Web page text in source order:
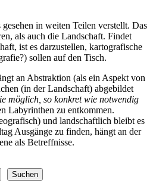
in weiten Teilen verstellt. Das
als auch die Landschaft. Findet
ist es darzustellen, kartografische
sollen auf den Tisch.
an Abstraktion (als ein Aspekt von
(in der Landschaft) abgebildet
möglich, so konkret wie notwendig
Labyrinthen zu entkommen.
und landschaftlich bleibt es
Ausgänge zu finden, hängt an der
als Betreffnisse.
Suchen